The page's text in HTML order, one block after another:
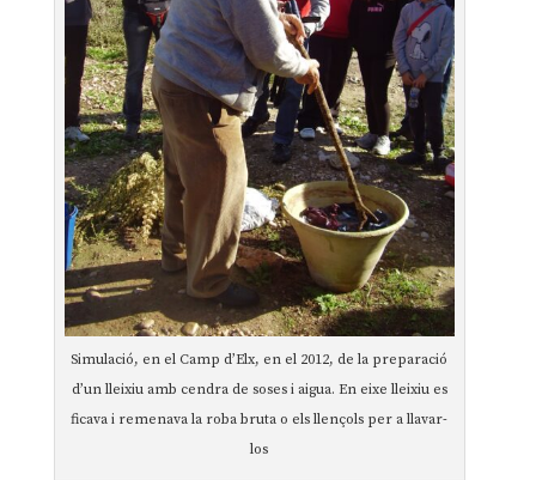
Simulació, en el Camp d’Elx, en el 2012, de la preparació
d’un lleixiu amb cendra de soses i aigua. En eixe lleixiu es
ficava i remenava la roba bruta o els llençols per a llavar-
los